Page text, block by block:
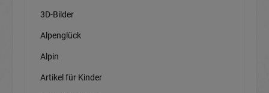
3D-Bilder
Alpenglück
Alpin
Artikel für Kinder